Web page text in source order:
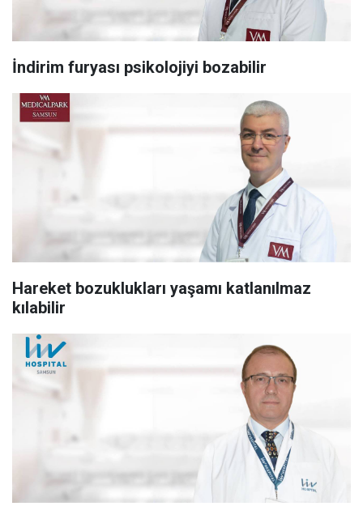
İndirim furyası psikolojiyi bozabilir
Hareket bozuklukları yaşamı katlanılmaz
kılabilir